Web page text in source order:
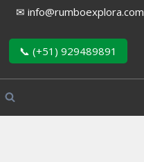
✉ info@rumboexplora.com
📞 (+51) 929489891